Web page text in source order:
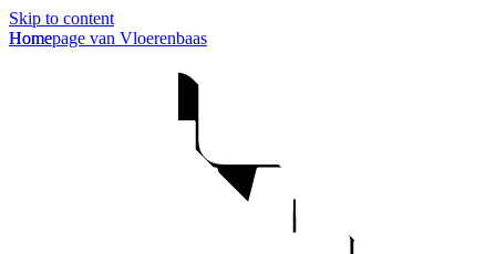
Skip to content
Homepage van Vloerenbaas
Home